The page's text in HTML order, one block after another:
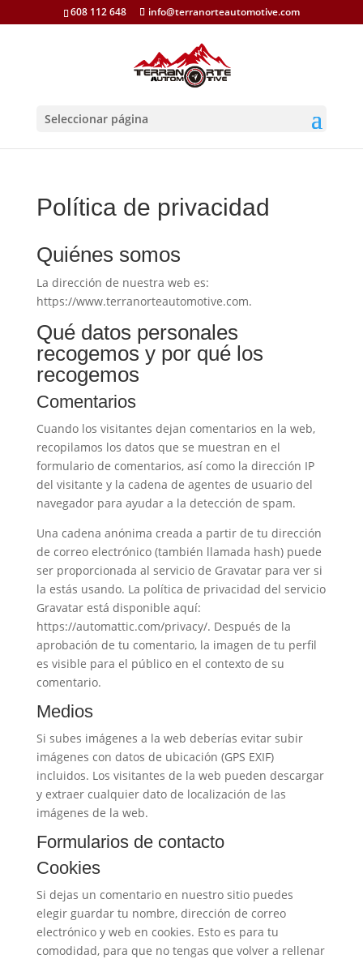
608 112 648 info@terranorteautomotive.com
Seleccionar página
Política de privacidad
Quiénes somos
La dirección de nuestra web es:
https://www.terranorteautomotive.com.
Qué datos personales
recogemos y por qué los
recogemos
Comentarios
Cuando los visitantes dejan comentarios en la web,
recopilamos los datos que se muestran en el
formulario de comentarios, así como la dirección IP
del visitante y la cadena de agentes de usuario del
navegador para ayudar a la detección de spam.
Una cadena anónima creada a partir de tu dirección
de correo electrónico (también llamada hash) puede
ser proporcionada al servicio de Gravatar para ver si
la estás usando. La política de privacidad del servicio
Gravatar está disponible aquí:
https://automattic.com/privacy/. Después de la
aprobación de tu comentario, la imagen de tu perfil
es visible para el público en el contexto de su
comentario.
Medios
Si subes imágenes a la web deberías evitar subir
imágenes con datos de ubicación (GPS EXIF)
incluidos. Los visitantes de la web pueden descargar
y extraer cualquier dato de localización de las
imágenes de la web.
Formularios de contacto
Cookies
Si dejas un comentario en nuestro sitio puedes
elegir guardar tu nombre, dirección de correo
electrónico y web en cookies. Esto es para tu
comodidad, para que no tengas que volver a rellenar